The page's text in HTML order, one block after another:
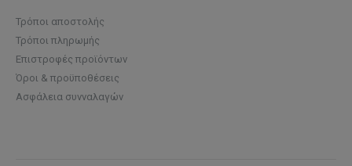
Τρόποι αποστολής
Τρόποι πληρωμής
Επιστροφές προϊόντων
Όροι & προϋποθέσεις
Ασφάλεια συνναλαγών